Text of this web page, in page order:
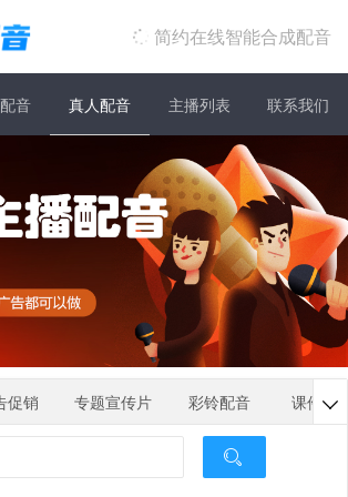
简约在线智能合成配音
音 真人配音 主播列表 联系我们
促销 专题宣传片 彩铃配音 课件培
